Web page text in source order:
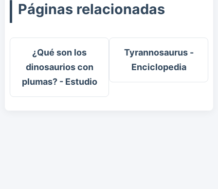
Páginas relacionadas
¿Qué son los
dinosaurios con
plumas? - Estudio
Tyrannosaurus -
Enciclopedia